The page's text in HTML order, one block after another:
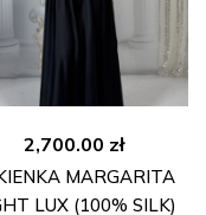
2,700.00 zł
MARGARITA
LUX (100% SILK)